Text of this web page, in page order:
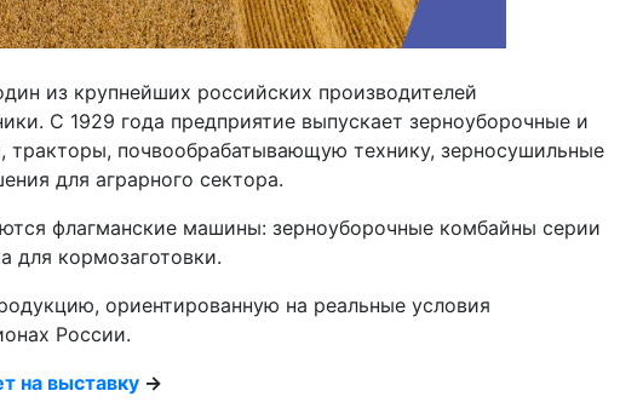
из крупнейших российских производителей
С 1929 года предприятие выпускает зерноуборочные и
почвообрабатывающую технику, зерносушильные
для аграрного сектора.
флагманские машины: зерноуборочные комбайны серии
для кормозаготовки.
ориентированную на реальные условия
России.
на выставку →